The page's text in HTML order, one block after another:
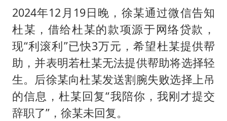
2024年12月19日晚，徐某通过微信告知
杜某，借给杜某的款项源于网络贷款，
现“利滚利”已快3万元，希望杜某提供帮
助，并表明若杜某无法提供帮助将选择轻
生。后徐某向杜某发送割腕失败选择上吊
的信息，杜某回复“我陪你，我刚才提交
辞职了”，徐某未回复。